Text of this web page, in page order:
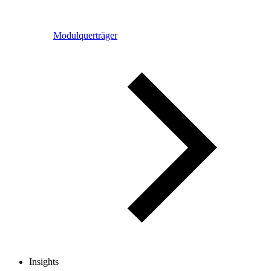
Modulquerträger
Insights